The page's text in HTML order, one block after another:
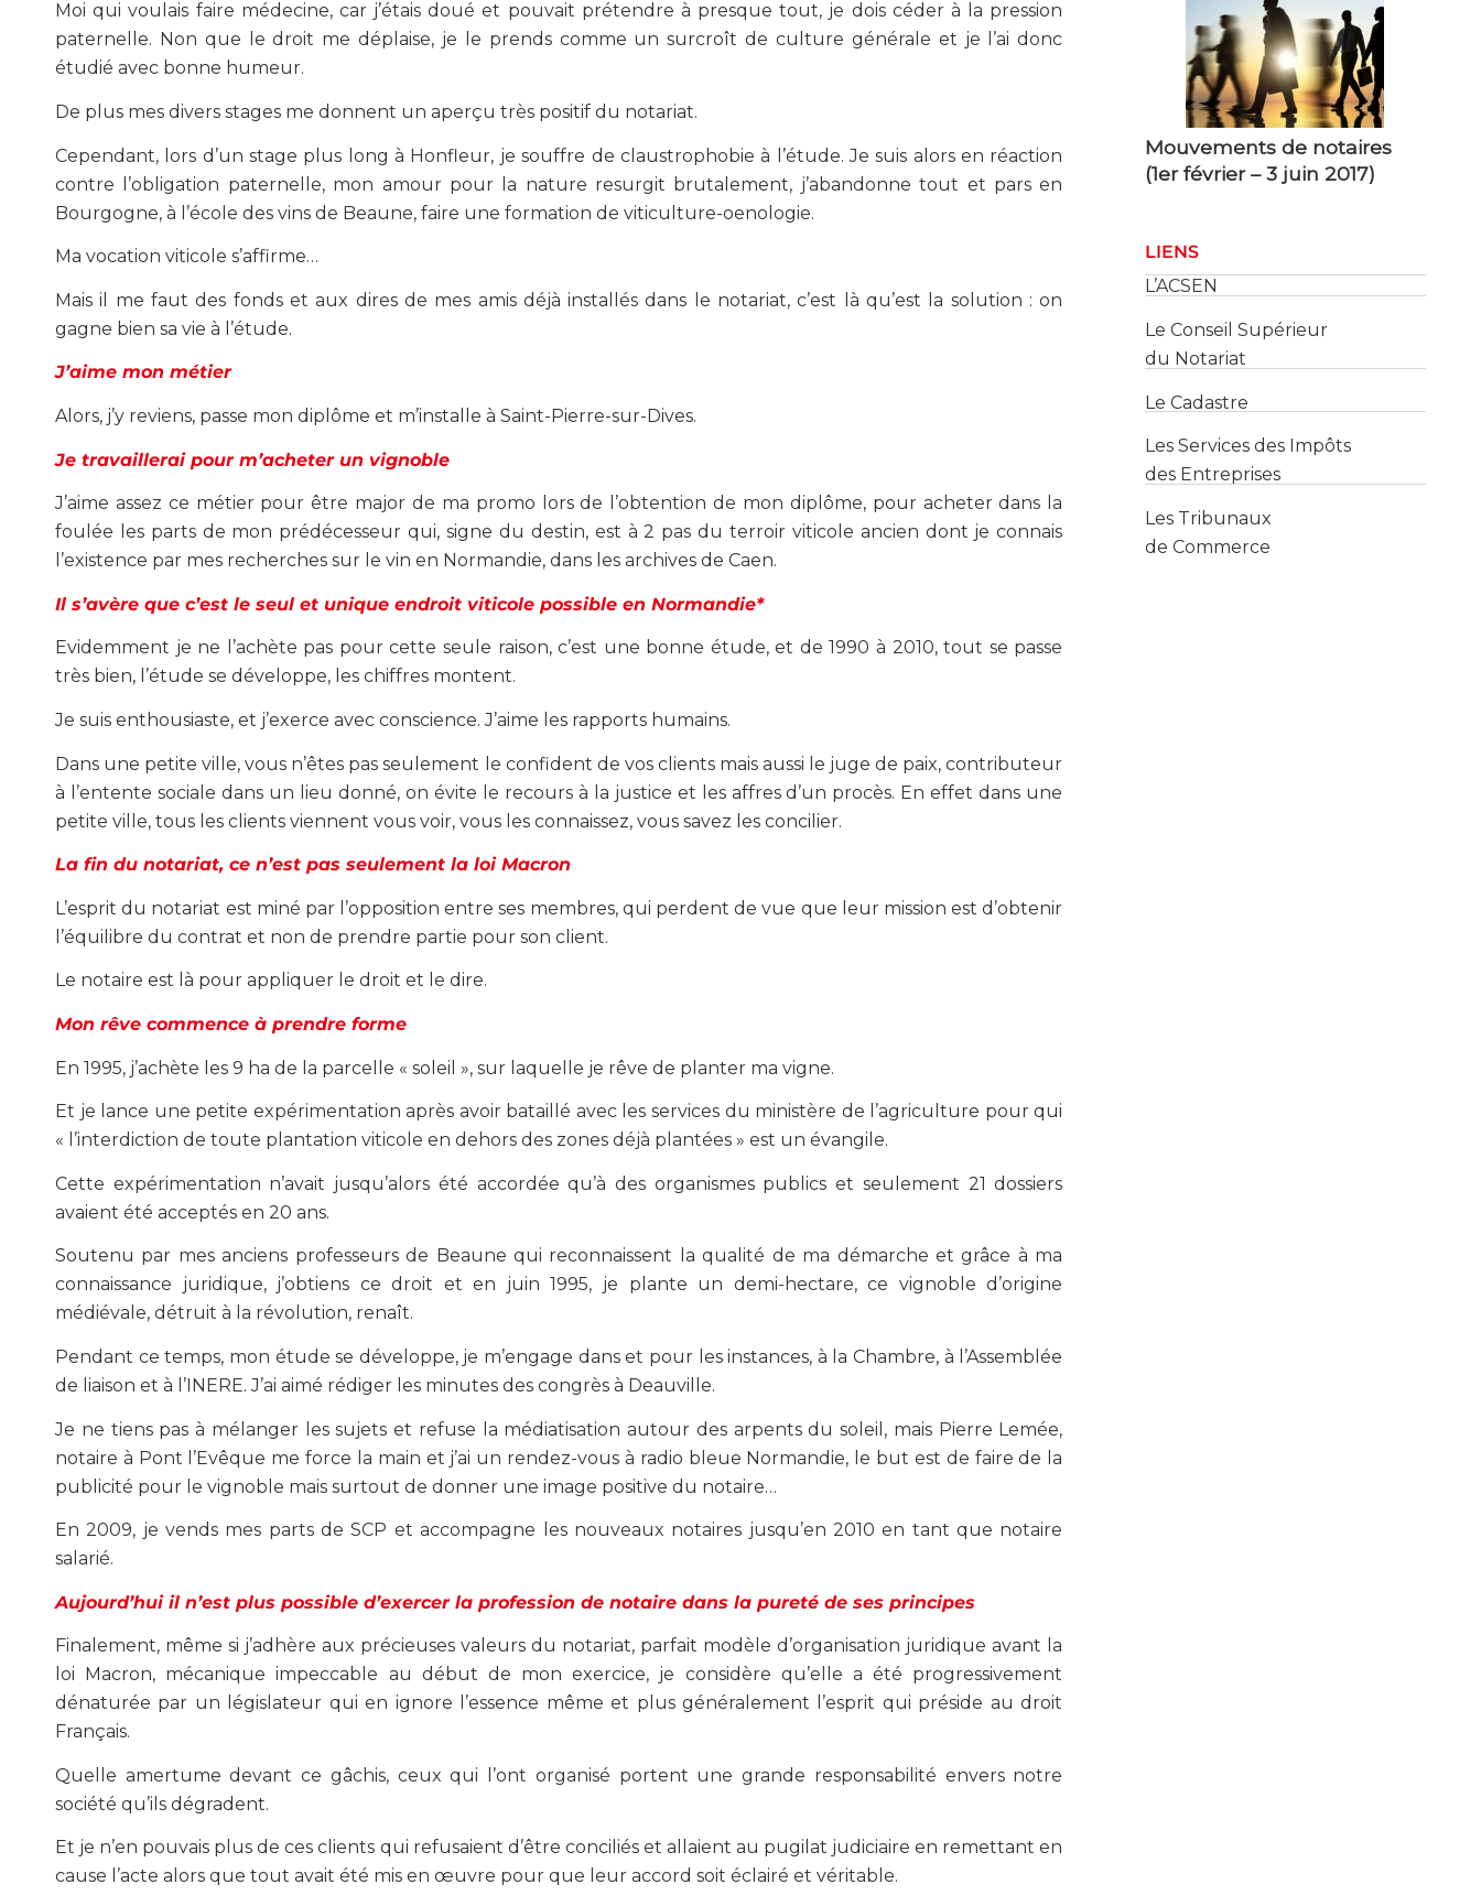
Moi qui voulais faire médecine, car j’étais doué et pouvait prétendre à presque tout, je dois céder à la pression
paternelle. Non que le droit me déplaise, je le prends comme un surcroît de culture générale et je l’ai donc
étudié avec bonne humeur.
De plus mes divers stages me donnent un aperçu très positif du notariat.
Cependant, lors d’un stage plus long à Honfleur, je souffre de claustrophobie à l’étude. Je suis alors en réaction
contre l’obligation paternelle, mon amour pour la nature resurgit brutalement, j’abandonne tout et pars en
Bourgogne, à l’école des vins de Beaune, faire une formation de viticulture-oenologie.
Ma vocation viticole s’affirme…
Mais il me faut des fonds et aux dires de mes amis déjà installés dans le notariat, c’est là qu’est la solution : on
gagne bien sa vie à l’étude.
J’aime mon métier
Alors, j’y reviens, passe mon diplôme et m’installe à Saint-Pierre-sur-Dives.
Je travaillerai pour m’acheter un vignoble
J’aime assez ce métier pour être major de ma promo lors de l’obtention de mon diplôme, pour acheter dans la
foulée les parts de mon prédécesseur qui, signe du destin, est à 2 pas du terroir viticole ancien dont je connais
l’existence par mes recherches sur le vin en Normandie, dans les archives de Caen.
Il s’avère que c’est le seul et unique endroit viticole possible en Normandie*
Evidemment je ne l’achète pas pour cette seule raison, c’est une bonne étude, et de 1990 à 2010, tout se passe
très bien, l’étude se développe, les chiffres montent.
Je suis enthousiaste, et j’exerce avec conscience. J’aime les rapports humains.
Dans une petite ville, vous n’êtes pas seulement le confident de vos clients mais aussi le juge de paix, contributeur
à l’entente sociale dans un lieu donné, on évite le recours à la justice et les affres d’un procès. En effet dans une
petite ville, tous les clients viennent vous voir, vous les connaissez, vous savez les concilier.
La fin du notariat, ce n’est pas seulement la loi Macron
L’esprit du notariat est miné par l’opposition entre ses membres, qui perdent de vue que leur mission est d’obtenir
l’équilibre du contrat et non de prendre partie pour son client.
Le notaire est là pour appliquer le droit et le dire.
Mon rêve commence à prendre forme
En 1995, j’achète les 9 ha de la parcelle « soleil », sur laquelle je rêve de planter ma vigne.
Et je lance une petite expérimentation après avoir bataillé avec les services du ministère de l’agriculture pour qui
« l’interdiction de toute plantation viticole en dehors des zones déjà plantées » est un évangile.
Cette expérimentation n’avait jusqu’alors été accordée qu’à des organismes publics et seulement 21 dossiers
avaient été acceptés en 20 ans.
Soutenu par mes anciens professeurs de Beaune qui reconnaissent la qualité de ma démarche et grâce à ma
connaissance juridique, j’obtiens ce droit et en juin 1995, je plante un demi-hectare, ce vignoble d’origine
médiévale, détruit à la révolution, renaît.
Pendant ce temps, mon étude se développe, je m’engage dans et pour les instances, à la Chambre, à l’Assemblée
de liaison et à l’INERE. J’ai aimé rédiger les minutes des congrès à Deauville.
Je ne tiens pas à mélanger les sujets et refuse la médiatisation autour des arpents du soleil, mais Pierre Lemée,
notaire à Pont l’Evêque me force la main et j’ai un rendez-vous à radio bleue Normandie, le but est de faire de la
publicité pour le vignoble mais surtout de donner une image positive du notaire…
En 2009, je vends mes parts de SCP et accompagne les nouveaux notaires jusqu’en 2010 en tant que notaire
salarié.
Aujourd’hui il n’est plus possible d’exercer la profession de notaire dans la pureté de ses principes
Finalement, même si j’adhère aux précieuses valeurs du notariat, parfait modèle d’organisation juridique avant la
loi Macron, mécanique impeccable au début de mon exercice, je considère qu’elle a été progressivement
dénaturée par un législateur qui en ignore l’essence même et plus généralement l’esprit qui préside au droit
Français.
Quelle amertume devant ce gâchis, ceux qui l’ont organisé portent une grande responsabilité envers notre
société qu’ils dégradent.
Et je n’en pouvais plus de ces clients qui refusaient d’être conciliés et allaient au pugilat judiciaire en remettant en
cause l’acte alors que tout avait été mis en œuvre pour que leur accord soit éclairé et véritable.
Mouvements de notaires
(1er février – 3 juin 2017)
L’ACSEN
Le Conseil Supérieur
Le Cadastre
Les Services des Impôts
Les Tribunaux